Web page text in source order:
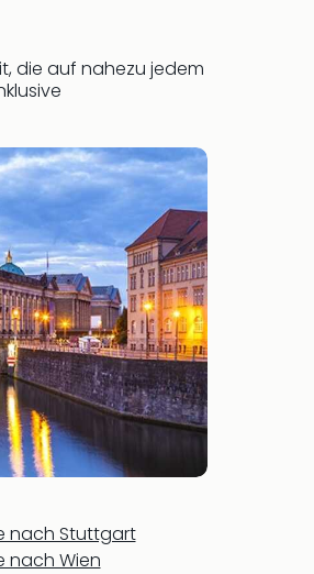
die auf nahezu jedem
nach Stuttgart
nach Wien